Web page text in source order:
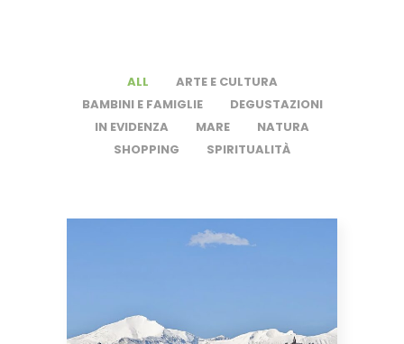
ALL
ARTE E CULTURA
BAMBINI E FAMIGLIE
DEGUSTAZIONI
IN EVIDENZA
MARE
NATURA
SHOPPING
SPIRITUALITÀ